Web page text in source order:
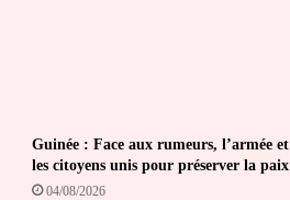
Guinée : Face aux rumeurs, l’armée et
les citoyens unis pour préserver la paix
04/08/2026